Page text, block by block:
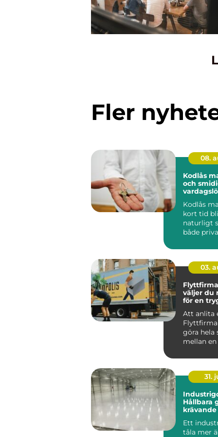
Fler
08.
Kodlås
och
Kodlås
kort tid
naturligt
både
03.
Flyttfirma
väljer du
för en
Att anlita
göra hela
mellan
över...
31.
Hållbara
Ett
tåla mer